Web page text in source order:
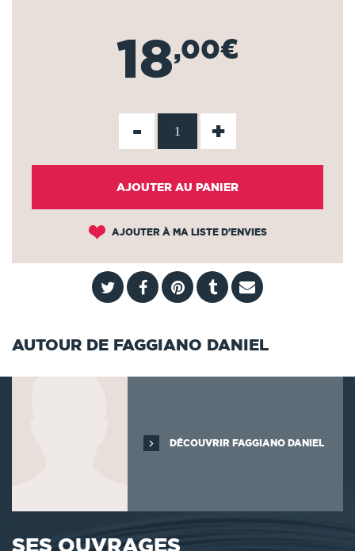
18,00€
- +
AJOUTER AU PANIER
AJOUTER À MA LISTE D'ENVIES
AUTOUR DE FAGGIANO DANIEL
DÉCOUVRIR FAGGIANO DANIEL
SES OUVRAGES